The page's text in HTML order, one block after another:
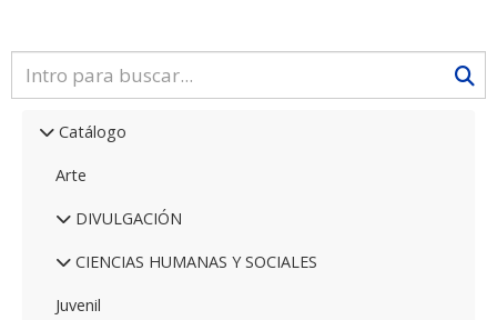
Catálogo
Arte
DIVULGACIÓN
CIENCIAS HUMANAS Y SOCIALES
Juvenil